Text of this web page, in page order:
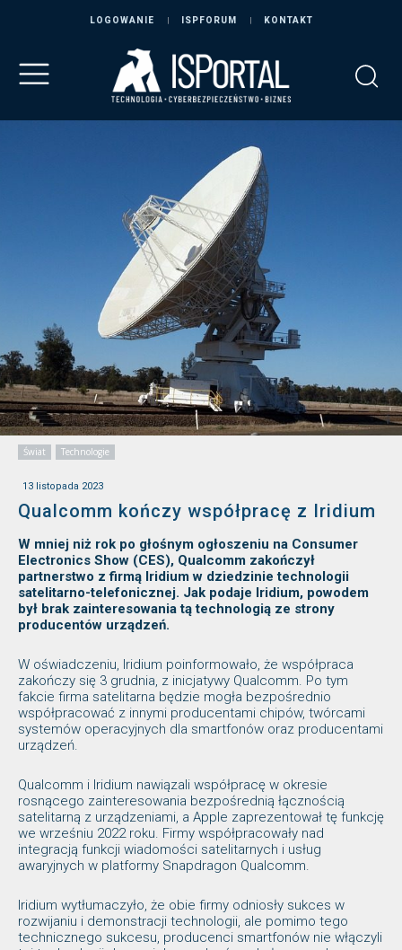
LOGOWANIE ISPFORUM KONTAKT
Świat Technologie
13 listopada 2023
Qualcomm kończy współpracę z Iridium
W mniej niż rok po głośnym ogłoszeniu na Consumer
Electronics Show (CES), Qualcomm zakończył
partnerstwo z firmą Iridium w dziedzinie technologii
satelitarno-telefonicznej. Jak podaje Iridium, powodem
był brak zainteresowania tą technologią ze strony
producentów urządzeń.
W oświadczeniu, Iridium poinformowało, że współpraca
zakończy się 3 grudnia, z inicjatywy Qualcomm. Po tym
fakcie firma satelitarna będzie mogła bezpośrednio
współpracować z innymi producentami chipów, twórcami
systemów operacyjnych dla smartfonów oraz producentami
urządzeń.
Qualcomm i Iridium nawiązali współpracę w okresie
rosnącego zainteresowania bezpośrednią łącznością
satelitarną z urządzeniami, a Apple zaprezentował tę funkcję
we wrześniu 2022 roku. Firmy współpracowały nad
integracją funkcji wiadomości satelitarnych i usług
awaryjnych w platformy Snapdragon Qualcomm.
Iridium wytłumaczyło, że obie firmy odniosły sukces w
rozwijaniu i demonstracji technologii, ale pomimo tego
technicznego sukcesu, producenci smartfonów nie włączyli